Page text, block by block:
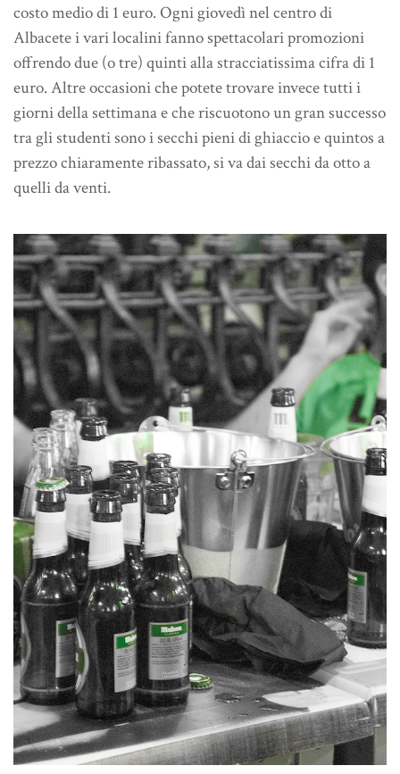
costo medio di 1 euro. Ogni giovedì nel centro di
Albacete i vari localini fanno spettacolari promozioni
offrendo due (o tre) quinti alla stracciatissima cifra di 1
euro. Altre occasioni che potete trovare invece tutti i
giorni della settimana e che riscuotono un gran successo
tra gli studenti sono i secchi pieni di ghiaccio e quintos a
prezzo chiaramente ribassato, si va dai secchi da otto a
quelli da venti.